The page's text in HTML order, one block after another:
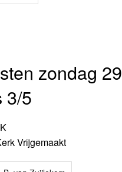
zondag 29
3/5
Vrijgemaakt